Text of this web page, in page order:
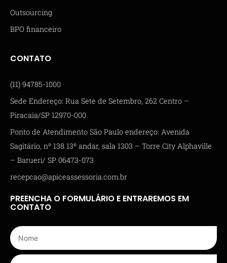
Outsourcing
BPO financeiro
CONTATO
(11) 94785-1000
Sede Endereço: Rua Sete de Setembro, 262 Centro –
Piracaia/SP 12970-000
Ponto de Atendimento São Paulo endereço: Avenida
Sagitário, nº 138 13º andar, sala 1303 – Torre City Alphaville
– Barueri/ SP 06473-073
recepcao@apiceassessoria.com.br
PREENCHA O FORMULÁRIO E ENTRAREMOS EM
CONTATO